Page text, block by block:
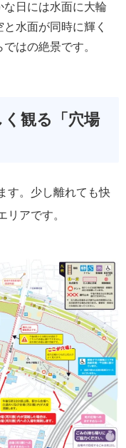
日には水面に大輪
水面が同時に輝く
はの絶景です。
観る「穴場
す。少し離れても快
リアです。